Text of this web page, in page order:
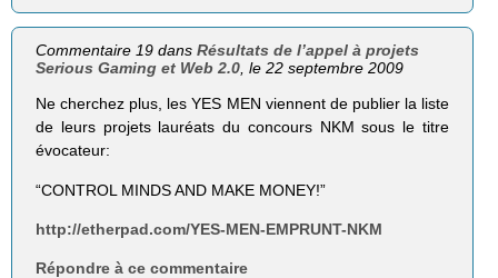
Commentaire 19 dansRésultats de l’appel à projets
Serious Gaming et Web 2.0, le 22 septembre 2009
Ne cherchez plus, les YES MEN viennent de publier la liste
de leurs projets lauréats du concours NKM sous le titre
évocateur:
“CONTROL MINDS AND MAKE MONEY!”
http://etherpad.com/YES-MEN-EMPRUNT-NKM
Répondre à ce commentaire